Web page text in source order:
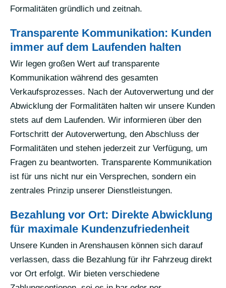
Formalitäten gründlich und zeitnah.
Transparente Kommunikation: Kunden
immer auf dem Laufenden halten
Wir legen großen Wert auf transparente
Kommunikation während des gesamten
Verkaufsprozesses. Nach der Autoverwertung und der
Abwicklung der Formalitäten halten wir unsere Kunden
stets auf dem Laufenden. Wir informieren über den
Fortschritt der Autoverwertung, den Abschluss der
Formalitäten und stehen jederzeit zur Verfügung, um
Fragen zu beantworten. Transparente Kommunikation
ist für uns nicht nur ein Versprechen, sondern ein
zentrales Prinzip unserer Dienstleistungen.
Bezahlung vor Ort: Direkte Abwicklung
für maximale Kundenzufriedenheit
Unsere Kunden in Arenshausen können sich darauf
verlassen, dass die Bezahlung für ihr Fahrzeug direkt
vor Ort erfolgt. Wir bieten verschiedene